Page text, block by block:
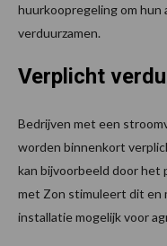
huurkoopregeling om
verduurzamen.
Verplicht
Bedrijven met een
worden binnenkort
kan bijvoorbeeld door het
met Zon stimuleert dit en
installatie mogelijk voor